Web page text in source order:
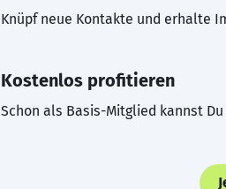
Knüpf neue Kontakte und erhalte
Kostenlos profitieren
Schon als Basis-Mitglied kannst